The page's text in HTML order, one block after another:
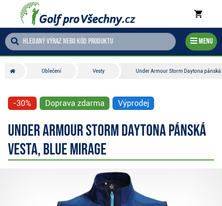
Menu
Oblečení Vesty Under Armour Storm Daytona pánská
-30% Doprava zdarma Výprodej
Under Armour Storm Daytona pánská
vesta, blue mirage